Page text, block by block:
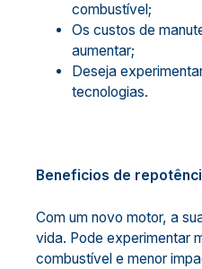
combustível;
Os custos de
aumentar;
Deseja
tecnologias.
Beneficios de
Com um novo motor, a
vida. Pode experimentar
combustível e menor